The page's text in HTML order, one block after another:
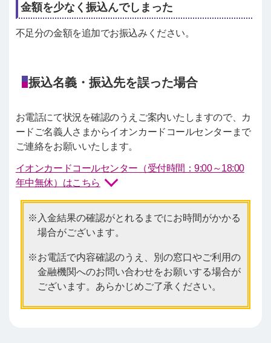
金額を少なく振込んでしまった
不足分の金額を追加でお振込みください。
振込名義・振込先を誤った場合
お電話にて状況を確認のうえご案内いたしますので、カ
ードご名義人さまからイオンカードコールセンターまで
ご連絡をお願いいたします。
イオンカードコールセンター（受付時間：9:00～18:00
年中無休）はこちら
入金結果の確認がとれるまでにお時間がかかる
場合がございます。
お電話で内容確認のうえ、別の窓口やご利用の
金融機関へのお問い合わせをお願いする場合が
ございます。あらかじめご了承ください。